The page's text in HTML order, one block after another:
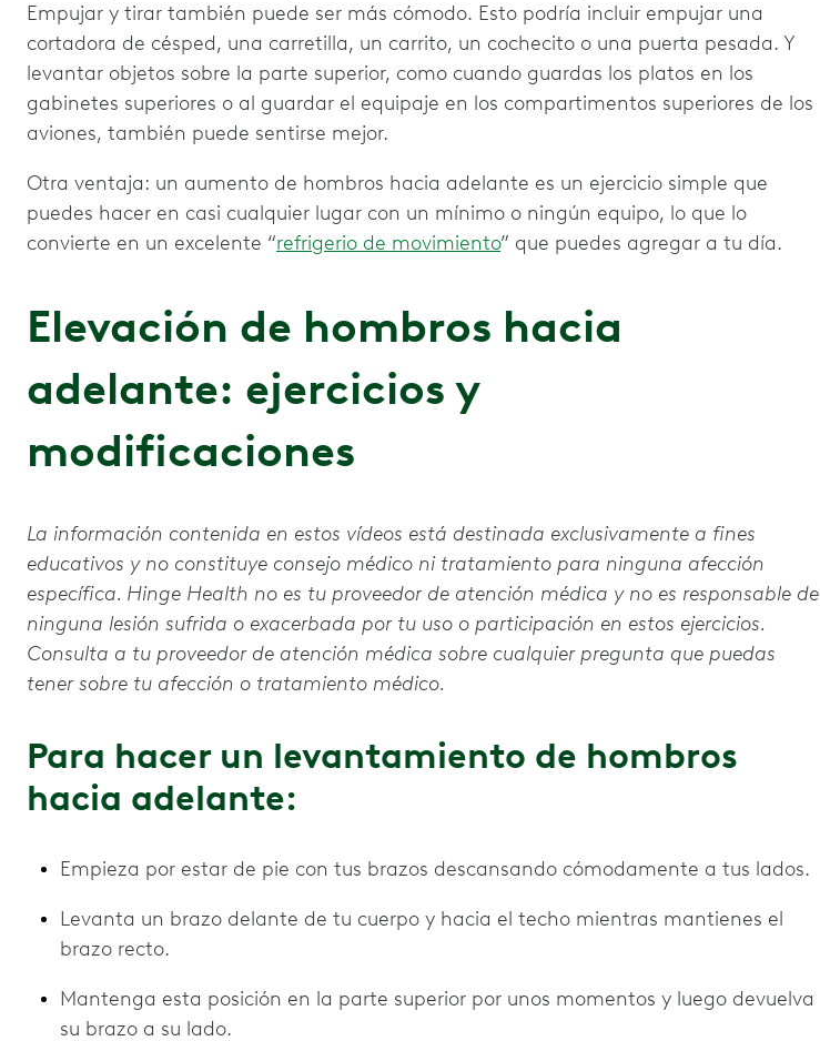
Empujar y tirar también puede ser más cómodo. Esto podría incluir empujar una
cortadora de césped, una carretilla, un carrito, un cochecito o una puerta pesada. Y
levantar objetos sobre la parte superior, como cuando guardas los platos en los
gabinetes superiores o al guardar el equipaje en los compartimentos superiores de los
aviones, también puede sentirse mejor.
Otra ventaja: un aumento de hombros hacia adelante es un ejercicio simple que
puedes hacer en casi cualquier lugar con un mínimo o ningún equipo, lo que lo
convierte en un excelente “refrigerio de movimiento” que puedes agregar a tu día.
Elevación de hombros hacia
adelante: ejercicios y
modificaciones
La información contenida en estos vídeos está destinada exclusivamente a fines
educativos y no constituye consejo médico ni tratamiento para ninguna afección
específica. Hinge Health no es tu proveedor de atención médica y no es responsable de
ninguna lesión sufrida o exacerbada por tu uso o participación en estos ejercicios.
Consulta a tu proveedor de atención médica sobre cualquier pregunta que puedas
tener sobre tu afección o tratamiento médico.
Para hacer un levantamiento de hombros
hacia adelante:
Empieza por estar de pie con tus brazos descansando cómodamente a tus lados.
Levanta un brazo delante de tu cuerpo y hacia el techo mientras mantienes el
brazo recto.
Mantenga esta posición en la parte superior por unos momentos y luego devuelva
su brazo a su lado.